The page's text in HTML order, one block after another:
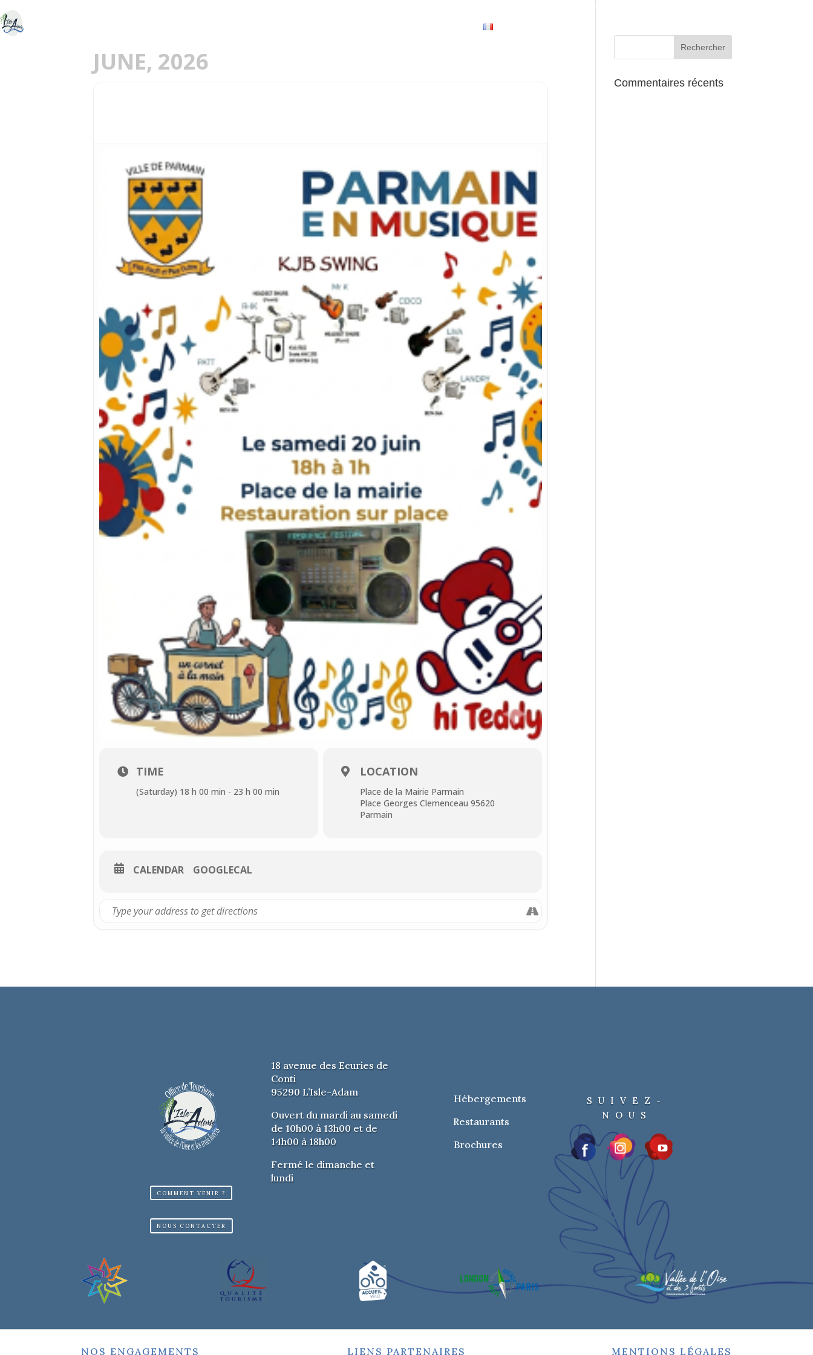
AUX ALENTOURS
JUNE, 2026
TIME
(Saturday) 18 h 00 min - 23 h 00 min
LOCATION
Place de la Mairie Parmain
Place Georges Clemenceau 95620
Parmain
CALENDAR GOOGLECAL
Commentaires récents
18 avenue des Ecuries de
Conti
95290 L’Isle-Adam
Ouvert du mardi au samedi
de 10h00 à 13h00 et de
14h00 à 18h00
Fermé le dimanche et
lundi
Hébergements
Restaurants
Brochures
SUIVEZ-
NOUS
COMMENT VENIR ?
NOUS CONTACTER
NOS ENGAGEMENTS LIENS PARTENAIRES MENTIONS LÉGALES